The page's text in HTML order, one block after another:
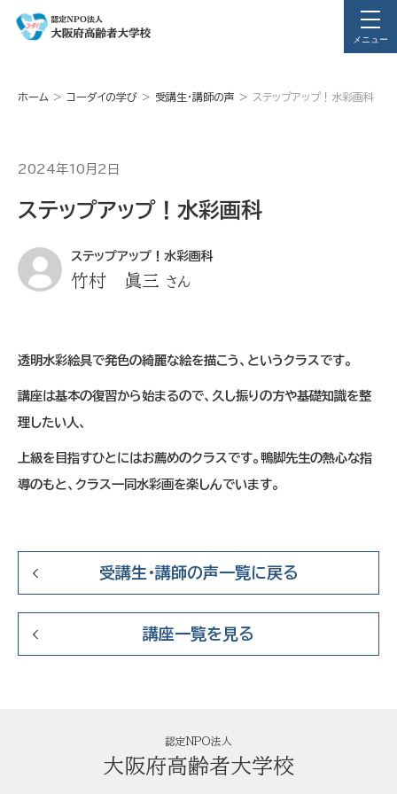
メニュー
ホーム コーダイの学び 受講生・講師の声 ステップアップ！水彩画科
2024年10月2日
ステップアップ！水彩画科
ステップアップ！水彩画科
竹村 眞三 さん
透明水彩絵具で発色の綺麗な絵を描こう、というクラスです。
講座は基本の復習から始まるので、久し振りの方や基礎知識を整
理したい人、
上級を目指すひとにはお薦めのクラスです。鴨脚先生の熱心な指
導のもと、クラス一同水彩画を楽しんでいます。
受講生・講師の声一覧に戻る
講座一覧を見る
認定NPO法人
大阪府高齢者大学校